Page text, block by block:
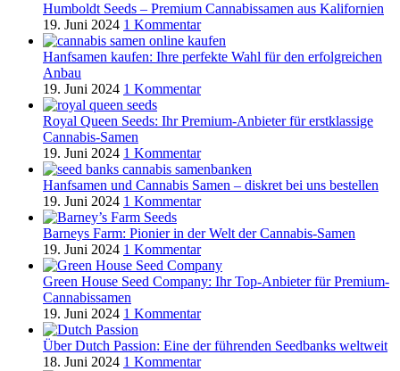
Humboldt Seeds – Premium Cannabissamen aus Kalifornien
19. Juni 2024 1 Kommentar
Hanfsamen kaufen: Ihre perfekte Wahl für den erfolgreichen
Anbau
19. Juni 2024 1 Kommentar
Royal Queen Seeds: Ihr Premium-Anbieter für erstklassige
Cannabis-Samen
19. Juni 2024 1 Kommentar
Hanfsamen und Cannabis Samen – diskret bei uns bestellen
19. Juni 2024 1 Kommentar
Barneys Farm: Pionier in der Welt der Cannabis-Samen
19. Juni 2024 1 Kommentar
Green House Seed Company: Ihr Top-Anbieter für Premium-
Cannabissamen
19. Juni 2024 1 Kommentar
Über Dutch Passion: Eine der führenden Seedbanks weltweit
18. Juni 2024 1 Kommentar